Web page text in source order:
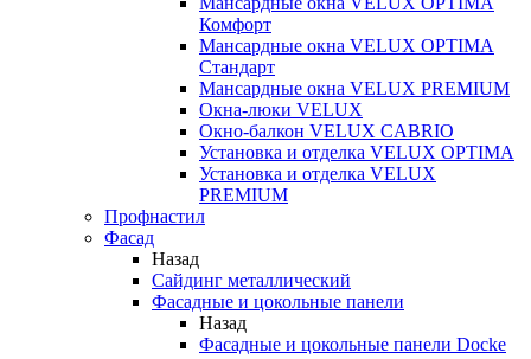
Комфорт
Мансардные окна VELUX OPTIMA
Стандарт
Мансардные окна VELUX PREMIUM
Окна-люки VELUX
Окно-балкон VELUX CABRIO
Установка и отделка VELUX OPTIMA
Установка и отделка VELUX
PREMIUM
Профнастил
Фасад
Назад
Сайдинг металлический
Фасадные и цокольные панели
Назад
Фасадные и цокольные панели Docke